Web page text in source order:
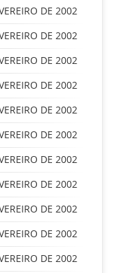
DE 2002
DE 2002
DE 2002
DE 2002
DE 2002
DE 2002
DE 2002
DE 2002
DE 2002
DE 2002
DE 2002